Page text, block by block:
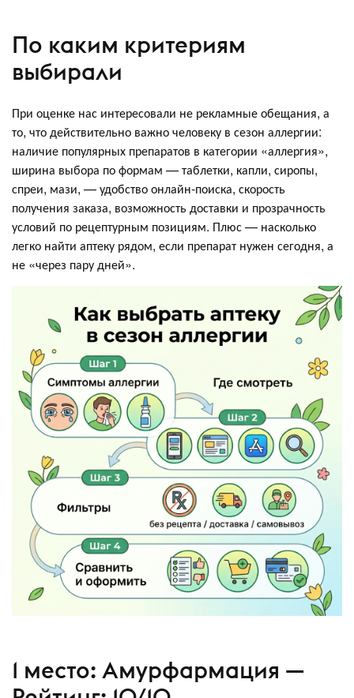
По каким критериям
выбирали
При оценке нас интересовали не рекламные обещания, а
то, что действительно важно человеку в сезон аллергии:
наличие популярных препаратов в категории «аллергия»,
ширина выбора по формам — таблетки, капли, сиропы,
спреи, мази, — удобство онлайн-поиска, скорость
получения заказа, возможность доставки и прозрачность
условий по рецептурным позициям. Плюс — насколько
легко найти аптеку рядом, если препарат нужен сегодня, а
не «через пару дней».
1 место: Амурфармация —